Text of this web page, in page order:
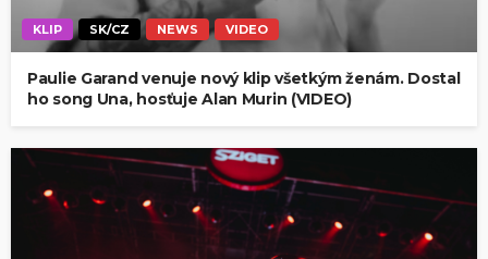
KLIP SK/CZ NEWS VIDEO
Paulie Garand venuje nový klip všetkým ženám. Dostal
ho song Una, hosťuje Alan Murin (VIDEO)